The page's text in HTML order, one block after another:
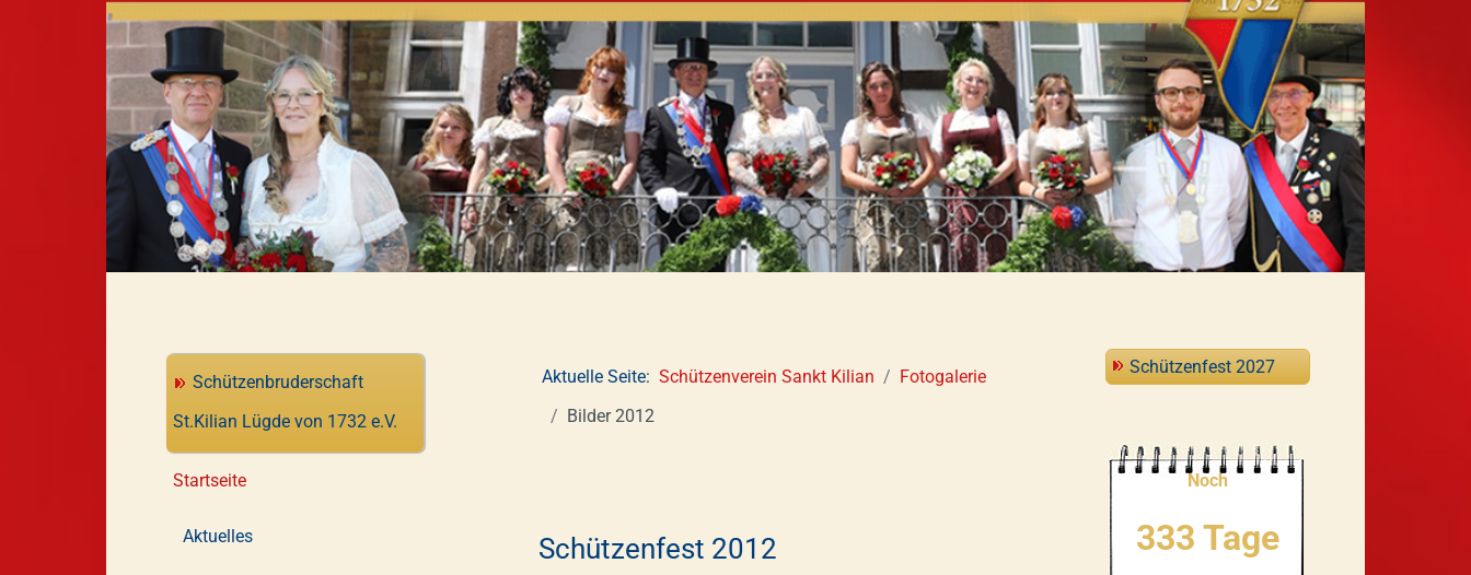
Schützenbruderschaft
St.Kilian Lügde von 1732 e.V.
Startseite
Aktuelles
Schützenfest 2027
Noch
333 Tage
Aktuelle Seite: Schützenverein Sankt Kilian
Fotogalerie
Bilder 2012
Schützenfest 2012